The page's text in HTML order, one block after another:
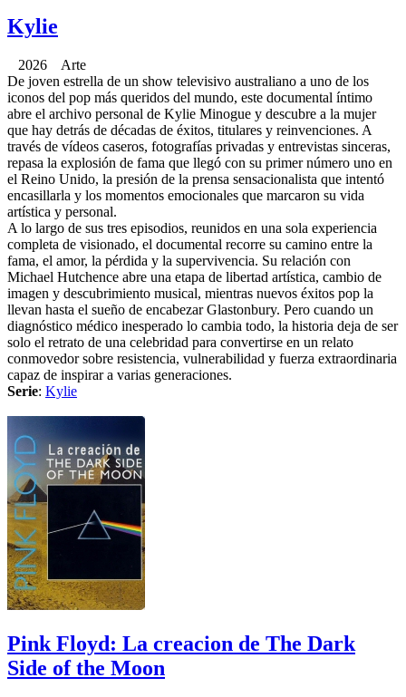
Kylie
2026 Arte
De joven estrella de un show televisivo australiano a uno de los
iconos del pop más queridos del mundo, este documental íntimo
abre el archivo personal de Kylie Minogue y descubre a la mujer
que hay detrás de décadas de éxitos, titulares y reinvenciones. A
través de vídeos caseros, fotografías privadas y entrevistas sinceras,
repasa la explosión de fama que llegó con su primer número uno en
el Reino Unido, la presión de la prensa sensacionalista que intentó
encasillarla y los momentos emocionales que marcaron su vida
artística y personal.
A lo largo de sus tres episodios, reunidos en una sola experiencia
completa de visionado, el documental recorre su camino entre la
fama, el amor, la pérdida y la supervivencia. Su relación con
Michael Hutchence abre una etapa de libertad artística, cambio de
imagen y descubrimiento musical, mientras nuevos éxitos pop la
llevan hasta el sueño de encabezar Glastonbury. Pero cuando un
diagnóstico médico inesperado lo cambia todo, la historia deja de ser
solo el retrato de una celebridad para convertirse en un relato
conmovedor sobre resistencia, vulnerabilidad y fuerza extraordinaria
capaz de inspirar a varias generaciones.
Serie: Kylie
Pink Floyd: La creacion de The Dark
Side of the Moon